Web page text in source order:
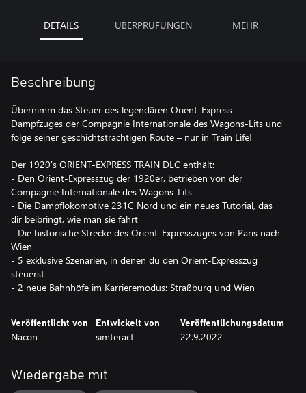
DETAILS ÜBERPRÜFUNGEN MEHR
Beschreibung
Übernimm das Steuer des legendären Orient-Express-
Dampfzuges der Compagnie Internationale des Wagons-Lits und
folge seiner geschichtsträchtigen Route – nur in Train Life!
Der 1920's ORIENT-EXPRESS TRAIN DLC enthält:
- Den Orient-Expresszug der 1920er, betrieben von der
Compagnie Internationale des Wagons-Lits
- Die Dampflokomotive 231C Nord und ein neues Tutorial, das
dir beibringt, wie man sie fährt
- Die historische Strecke des Orient-Expresszuges von Paris nach
Wien
- 5 exklusive Szenarien, in denen du den Orient-Expresszug
steuerst
- 2 neue Bahnhöfe im Karrieremodus: Straßburg und Wien
Veröffentlicht von
Nacon
Entwickelt von
simteract
Veröffentlichungsdatum
22.9.2022
Wiedergabe mit